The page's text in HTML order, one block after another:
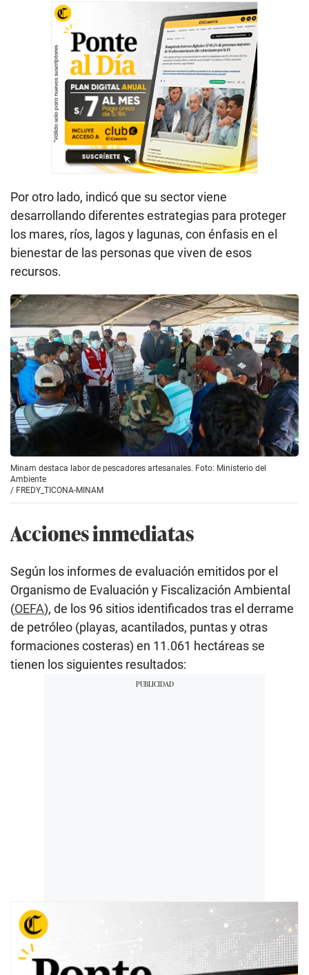
Por otro lado, indicó que su sector viene
desarrollando diferentes estrategias para proteger
los mares, ríos, lagos y lagunas, con énfasis en el
bienestar de las personas que viven de esos
recursos.
Minam destaca labor de pescadores artesanales. Foto: Ministerio del
Ambiente
/ FREDY_TICONA-MINAM
Acciones inmediatas
Según los informes de evaluación emitidos por el
Organismo de Evaluación y Fiscalización Ambiental
(OEFA), de los 96 sitios identificados tras el derrame
de petróleo (playas, acantilados, puntas y otras
formaciones costeras) en 11.061 hectáreas se
tienen los siguientes resultados: